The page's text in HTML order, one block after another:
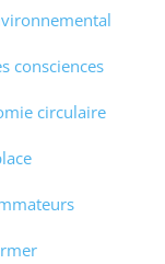
consciences
circulaire